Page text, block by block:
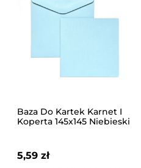
Baza Do Kartek Karnet I
Koperta 145x145 Niebieski
5,59 zł